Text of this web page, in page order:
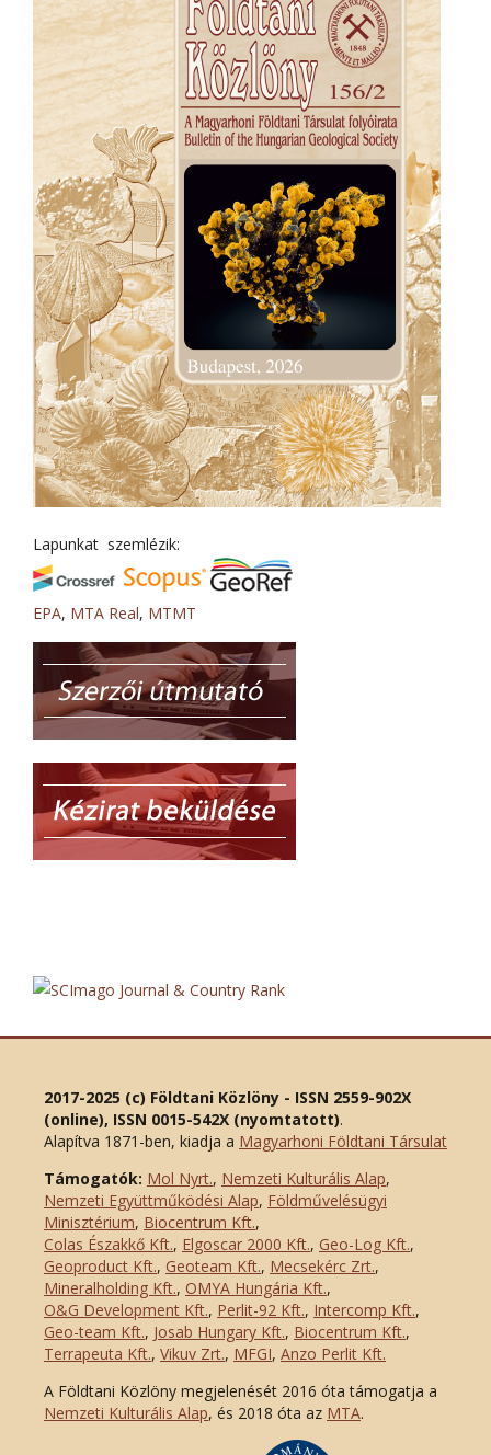
Lapunkat szemlézik:
EPA, MTA Real, MTMT
2017-2025 (c) Földtani Közlöny - ISSN 2559-902X
(online), ISSN 0015-542X (nyomtatott).
Alapítva 1871-ben, kiadja a Magyarhoni Földtani Társulat
Támogatók: Mol Nyrt., Nemzeti Kulturális Alap,
Nemzeti Együttműködési Alap, Földművelésügyi
Minisztérium, Biocentrum Kft.,
Colas Északkő Kft., Elgoscar 2000 Kft., Geo-Log Kft.,
Geoproduct Kft., Geoteam Kft., Mecsekérc Zrt.,
Mineralholding Kft., OMYA Hungária Kft.,
O&G Development Kft., Perlit-92 Kft., Intercomp Kft.,
Geo-team Kft., Josab Hungary Kft., Biocentrum Kft.,
Terrapeuta Kft., Vikuv Zrt., MFGI, Anzo Perlit Kft.
A Földtani Közlöny megjelenését 2016 óta támogatja a
Nemzeti Kulturális Alap, és 2018 óta az MTA.